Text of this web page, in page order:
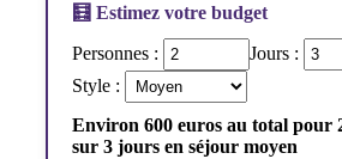
🧮 Estimez votre budget
Personnes :
Jours :
Style :
Environ 600 euros au total pour
sur 3 jours en séjour moyen